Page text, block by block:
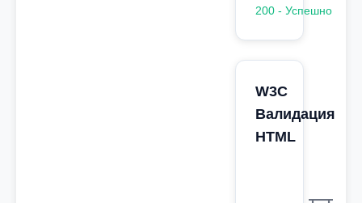
200 - Успешно
W3C
Валидация
HTML